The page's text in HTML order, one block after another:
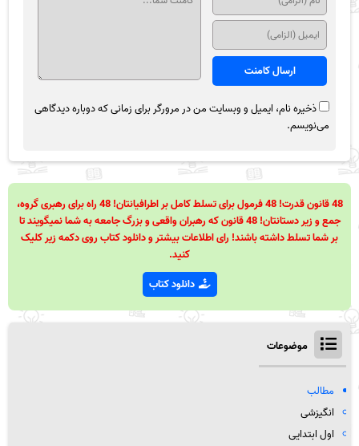
ذخیره نام، ایمیل و وبسایت من در مرورگر برای زمانی که دوباره دیدگاهی
می‌نویسم.
48 قانون قدرت! 48 فرمول برای تسلط کامل بر اطرافیانتان! 48 راه برای رهبری گروه،
جمع و زیر دستانتان! 48 قانون که رهبران واقعی و بزرگ جامعه به شما نمیگویند تا
بر شما تسلط داشته باشند! رای اطلاعات بیشتر و دانلود کتاب روی دکمه زیر کلیک
کنید.
دانلود کتاب
موضوعات
مطالب
انگیزشی
اول ابتدایی